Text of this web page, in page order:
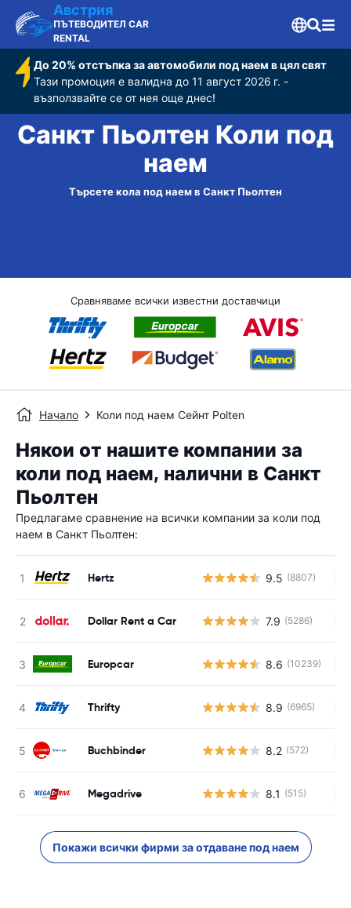
Австрия
ПЪТЕВОДИТЕЛ CAR
RENTAL
До 20% отстъпка за автомобили под наем в цял свят
Тази промоция е валидна до 11 август 2026 г. -
възползвайте се от нея още днес!
Санкт Пьолтен Коли под
наем
Търсете кола под наем в Санкт Пьолтен
Сравняваме всички известни доставчици
Начало Коли под наем Сейнт Polten
Някои от нашите компании за
коли под наем, налични в Санкт
Пьолтен
Предлагаме сравнение на всички компании за коли под
наем в Санкт Пьолтен:
Hertz 9.5 (8807)
Dollar Rent a Car 7.9 (5286)
Europcar 8.6 (10239)
Thrifty 8.9 (6965)
Buchbinder 8.2 (572)
Megadrive 8.1 (515)
Покажи всички фирми за отдаване под наем